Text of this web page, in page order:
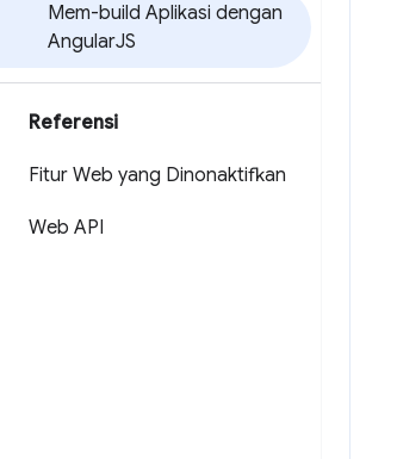
Mem-build Aplikasi dengan
AngularJS
Referensi
Fitur Web yang Dinonaktifkan
Web API